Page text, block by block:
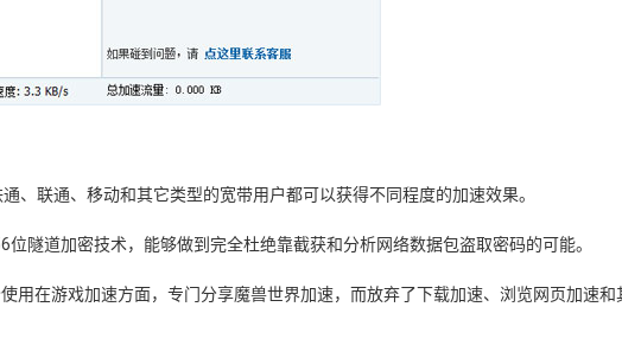
、联通、移动和其它类型的宽带用户都可以获得不同程度的加速效果。
隧道加密技术，能够做到完全杜绝靠截获和分析网络数据包盗取密码的可能。
用在游戏加速方面，专门分享魔兽世界加速，而放弃了下载加速、浏览网页加速和